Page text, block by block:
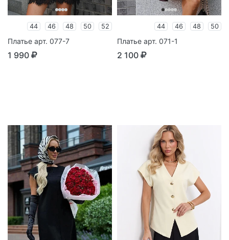
44 46 48 50 52
Платье арт. 077-7
1 990
44 46 48 50
Платье арт. 071-1
2 100